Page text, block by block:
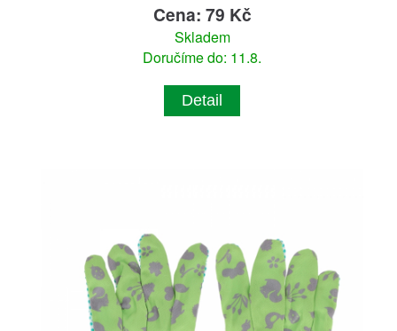
Cena: 79 Kč
Skladem
Doručíme do: 11.8.
Detail